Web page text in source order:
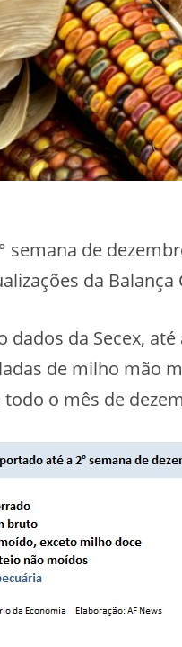
semana de
da
dados da Secex,
de milho mão
o mês de